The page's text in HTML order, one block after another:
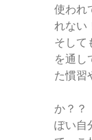
使われ
そして
を通し
た慣
か
ぽい自